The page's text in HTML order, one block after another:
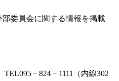
委員会に関する情報を掲載
824－1111（内線302